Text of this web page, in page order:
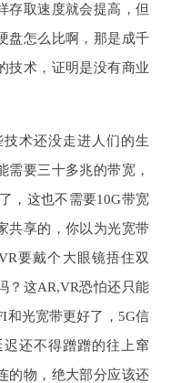
存取速度就会提高，但
盘怎么比啊，那是成千
技术，证明是没有商业
术还没走进人们的生
需要三十多兆的带宽，
，这也不需要10G带宽
共享的，你以为光宽带
要戴个大眼镜捂住双
？这AR,VR恐怕还只能
和光宽带更好了，5G信
还不得蹭蹭的往上窜
的物，绝大部分应该还